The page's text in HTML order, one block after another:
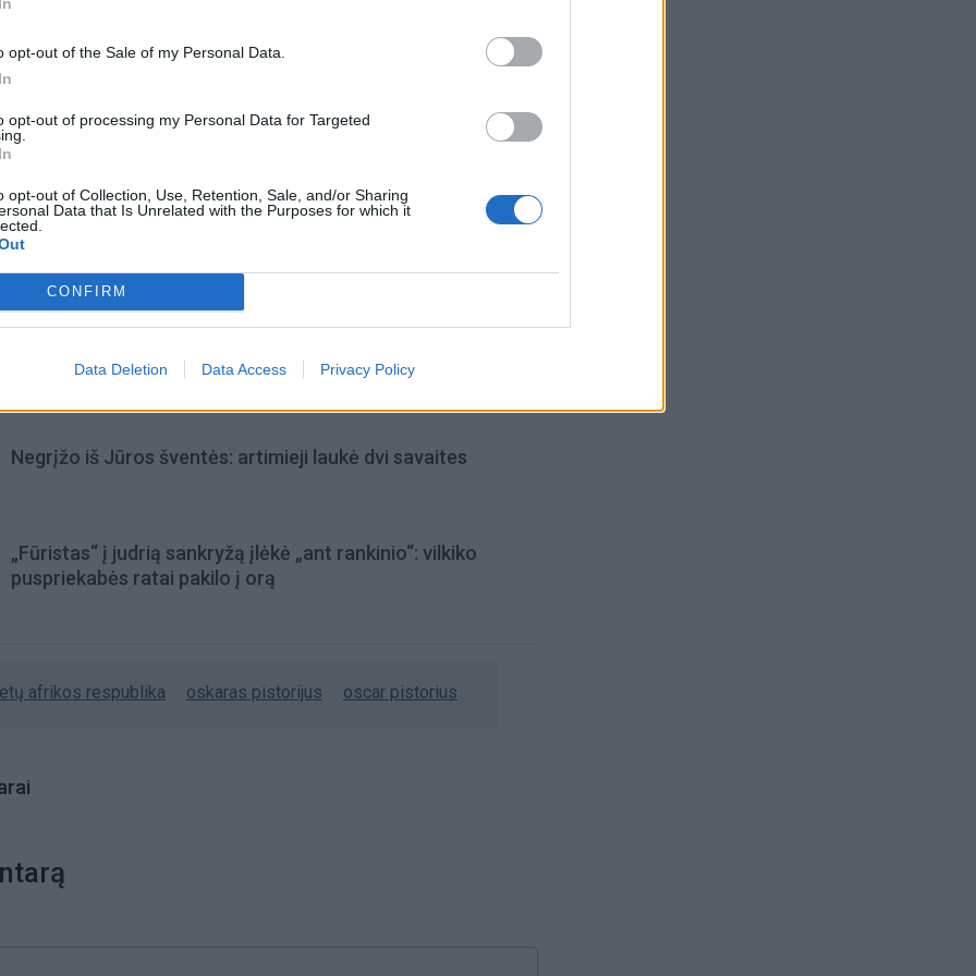
opt-out of the Sale of my Personal Data.
opt-out of processing my Personal Data for Targeted
opt-out of Collection, Use, Retention, Sale, and/or Sharing
Data that Is Unrelated with the Purposes for which it
CONFIRM
Data Deletion Data Access Privacy Policy
didžiausią savo
Anatolijus Klemencovas: gal jau
užtenka
Aiškiaregės pranašystė: numatė katastrofišką karo
Negrįžo iš Jūros šventės: artimieji laukė dvi savaites
„Fūristas“ į judrią sankryžą įlėkė „ant rankinio“: vilkiko
puspriekabės ratai pakilo į orą
afrikos respublika oskaras pistorijus oscar pistorius